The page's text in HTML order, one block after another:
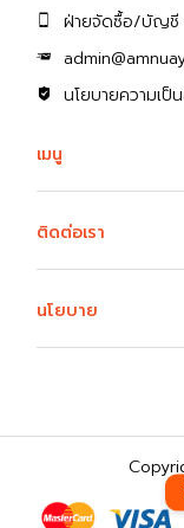
ฝ่ายจัดซื้อ/บัญชี
นโยบายความเป็
เมนู
ติดต่อเรา
นโยบาย